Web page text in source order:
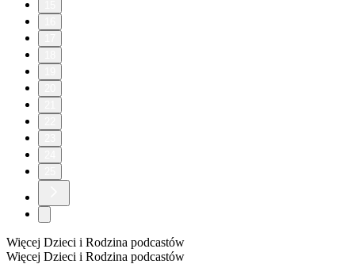
Więcej Dzieci i Rodzina podcastów
Więcej Dzieci i Rodzina podcastów